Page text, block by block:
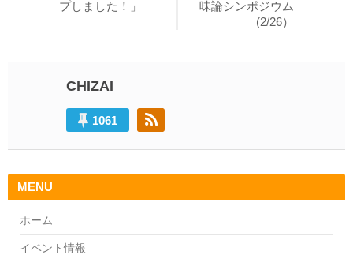
ー
投
プしました！」
稿:味論シンポジウム
(2/26）
CHIZAI
1061
MENU
ホーム
イベント情報